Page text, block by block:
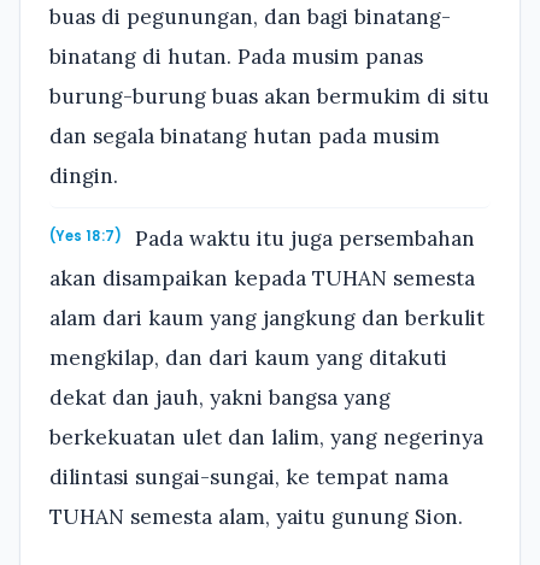
buas di pegunungan, dan bagi binatang-
binatang di hutan. Pada musim panas
burung-burung buas akan bermukim di situ
dan segala binatang hutan pada musim
dingin.
(Yes 18:7)
Pada waktu itu juga persembahan
akan disampaikan kepada TUHAN semesta
alam dari kaum yang jangkung dan berkulit
mengkilap, dan dari kaum yang ditakuti
dekat dan jauh, yakni bangsa yang
berkekuatan ulet dan lalim, yang negerinya
dilintasi sungai-sungai, ke tempat nama
TUHAN semesta alam, yaitu gunung Sion.